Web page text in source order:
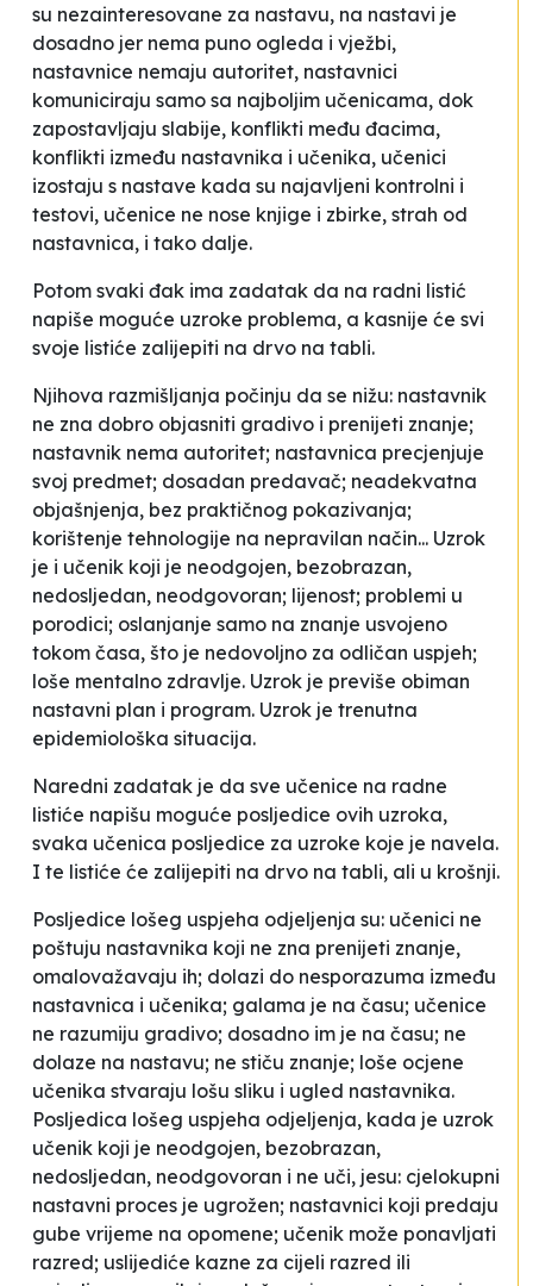
su nezainteresovane za nastavu, na nastavi je
dosadno jer nema puno ogleda i vježbi,
nastavnice nemaju autoritet, nastavnici
komuniciraju samo sa najboljim učenicama, dok
zapostavljaju slabije, konflikti među đacima,
konflikti između nastavnika i učenika, učenici
izostaju s nastave kada su najavljeni kontrolni i
testovi, učenice ne nose knjige i zbirke, strah od
nastavnica, i tako dalje.
Potom svaki đak ima zadatak da na radni listić
napiše moguće uzroke problema, a kasnije će svi
svoje listiće zalijepiti na drvo na tabli.
Njihova razmišljanja počinju da se nižu: nastavnik
ne zna dobro objasniti gradivo i prenijeti znanje;
nastavnik nema autoritet; nastavnica precjenjuje
svoj predmet; dosadan predavač; neadekvatna
objašnjenja, bez praktičnog pokazivanja;
korištenje tehnologije na nepravilan način... Uzrok
je i učenik koji je neodgojen, bezobrazan,
nedosljedan, neodgovoran; lijenost; problemi u
porodici; oslanjanje samo na znanje usvojeno
tokom časa, što je nedovoljno za odličan uspjeh;
loše mentalno zdravlje. Uzrok je previše obiman
nastavni plan i program. Uzrok je trenutna
epidemiološka situacija.
Naredni zadatak je da sve učenice na radne
listiće napišu moguće posljedice ovih uzroka,
svaka učenica posljedice za uzroke koje je navela.
I te listiće će zalijepiti na drvo na tabli, ali u krošnji.
Posljedice lošeg uspjeha odjeljenja su: učenici ne
poštuju nastavnika koji ne zna prenijeti znanje,
omalovažavaju ih; dolazi do nesporazuma između
nastavnica i učenika; galama je na času; učenice
ne razumiju gradivo; dosadno im je na času; ne
dolaze na nastavu; ne stiču znanje; loše ocjene
učenika stvaraju lošu sliku i ugled nastavnika.
Posljedica lošeg uspjeha odjeljenja, kada je uzrok
učenik koji je neodgojen, bezobrazan,
nedosljedan, neodgovoran i ne uči, jesu: cjelokupni
nastavni proces je ugrožen; nastavnici koji predaju
gube vrijeme na opomene; učenik može ponavljati
razred; uslijediće kazne za cijeli razred ili